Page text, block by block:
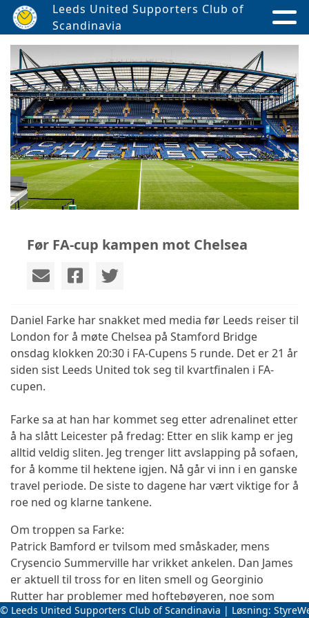
Leeds United Supporters Club of
Scandinavia
Før FA-cup kampen mot Chelsea
Daniel Farke har snakket med media før Leeds reiser til
London for å møte Chelsea på Stamford Bridge
onsdag klokken 20:30 i FA-Cupens 5 runde. Det er 21 år
siden sist Leeds United tok seg til kvartfinalen i FA-
cupen.
Farke sa at han har kommet seg etter adrenalinet etter
å ha slått Leicester på fredag: Etter en slik kamp er jeg
alltid veldig sliten. Jeg trenger litt avslapping på sofaen,
for å komme til hektene igjen. Nå går vi inn i en ganske
travel periode. De siste to dagene har vært viktige for å
roe ned og klarne tankene.
Om troppen sa Farke:
Patrick Bamford er tvilsom med småskader, mens
Crysencio Summerville har vrikket ankelen. Dan James
er aktuell til tross for en liten smell og Georginio
Rutter har problemer med hoftebøyeren, noe som
betyr at det blir en sen vurdering av om han er i form.
© Leeds United Supporters Club of Scandinavia | Løsning: